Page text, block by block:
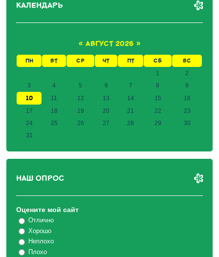
КАЛЕНДАРЬ
« АВГУСТ 2026 »
ПН ВТ СР ЧТ ПТ СБ ВС
1
2
3
4 5 6 7 8 9
10 11 12 13 14 15
16
17
18 19 20 21 22
23
24
25 26 27 28 29
30
31
НАШ ОПРОС
Оцените мой сайт
Отлично
Хорошо
Неплохо
Плохо